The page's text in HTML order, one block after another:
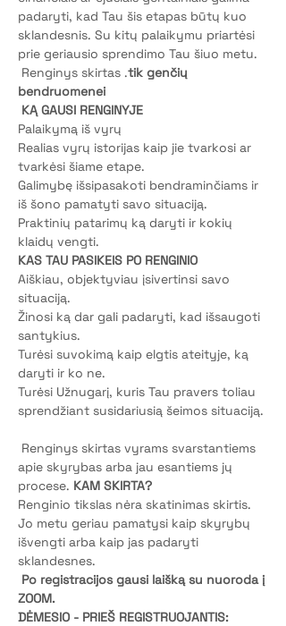
padaryti, kad Tau šis etapas būtų kuo
sklandesnis. Su kitų palaikymu priartėsi
prie geriausio sprendimo Tau šiuo metu.
Renginys skirtas .tik genčių
bendruomenei
KĄ GAUSI RENGINYJE
Palaikymą iš vyrų
Realias vyrų istorijas kaip jie tvarkosi ar
tvarkėsi šiame etape.
Galimybę išsipasakoti bendraminčiams ir
iš šono pamatyti savo situaciją.
Praktinių patarimų ką daryti ir kokių
klaidų vengti.
KAS TAU PASIKEIS PO RENGINIO
Aiškiau, objektyviau įsivertinsi savo
situaciją.
Žinosi ką dar gali padaryti, kad išsaugoti
santykius.
Turėsi suvokimą kaip elgtis ateityje, ką
daryti ir ko ne.
Turėsi Užnugarį, kuris Tau pravers toliau
sprendžiant susidariusią šeimos situaciją.
apie skyrybas arba jau esantiems jų
procese. KAM SKIRTA?
Renginio tikslas nėra skatinimas skirtis.
Jo metu geriau pamatysi kaip skyrybų
išvengti arba kaip jas padaryti
sklandesnes.
Po registracijos gausi laišką su nuoroda į
ZOOM.
DĖMESIO - PRIEŠ REGISTRUOJANTIS: